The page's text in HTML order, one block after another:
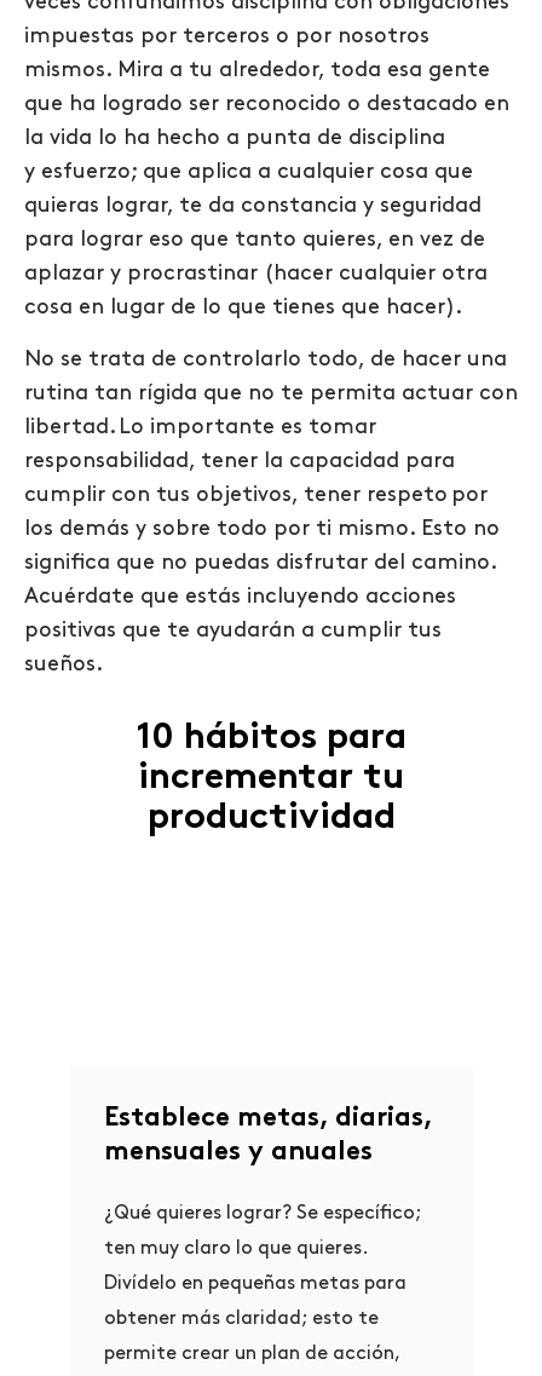
impuestas por terceros o por nosotros
mismos. Mira a tu alrededor, toda esa gente
que ha logrado ser reconocido o destacado en
la vida lo ha hecho a punta de disciplina
y esfuerzo; que aplica a cualquier cosa que
quieras lograr, te da constancia y seguridad
para lograr eso que tanto quieres, en vez de
aplazar y procrastinar (hacer cualquier otra
cosa en lugar de lo que tienes que hacer).
No se trata de controlarlo todo, de hacer una
rutina tan rígida que no te permita actuar con
libertad. Lo importante es tomar
responsabilidad, tener la capacidad para
cumplir con tus objetivos, tener respeto por
los demás y sobre todo por ti mismo. Esto no
significa que no puedas disfrutar del camino.
Acuérdate que estás incluyendo acciones
positivas que te ayudarán a cumplir tus
sueños.
10 hábitos para
incrementar tu
productividad
Establece metas, diarias,
mensuales y anuales
¿Qué quieres lograr? Se específico;
ten muy claro lo que quieres.
Divídelo en pequeñas metas para
obtener más claridad; esto te
permite crear un plan de acción,